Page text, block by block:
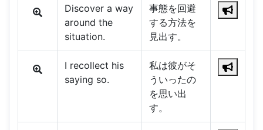
Discover a way
around the
situation.
事態を回避
する方法を
見出す。
I recollect his
saying so.
私は彼がそ
ういったの
を思い出
す。